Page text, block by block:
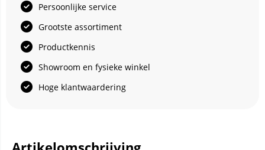
Persoonlijke service
Grootste assortiment
Productkennis
Showroom en fysieke winkel
Hoge klantwaardering